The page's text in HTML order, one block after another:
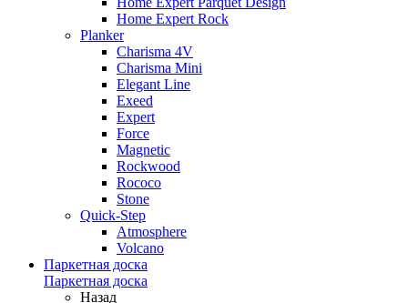
Home Expert Rock
Planker
Charisma 4V
Charisma Mini
Elegant Line
Exeed
Expert
Force
Magnetic
Rockwood
Rococo
Stone
Quick-Step
Atmosphere
Volcano
Паркетная доска
Паркетная доска
Назад